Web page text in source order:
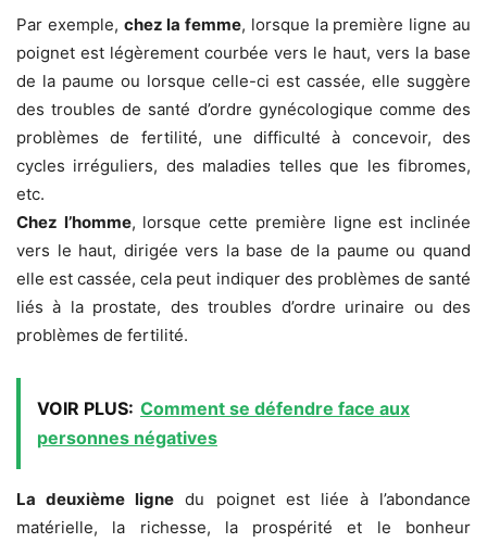
Par exemple, chez la femme, lorsque la première ligne au
poignet est légèrement courbée vers le haut, vers la base
de la paume ou lorsque celle-ci est cassée, elle suggère
des troubles de santé d’ordre gynécologique comme des
problèmes de fertilité, une difficulté à concevoir, des
cycles irréguliers, des maladies telles que les fibromes,
etc.
Chez l’homme, lorsque cette première ligne est inclinée
vers le haut, dirigée vers la base de la paume ou quand
elle est cassée, cela peut indiquer des problèmes de santé
liés à la prostate, des troubles d’ordre urinaire ou des
problèmes de fertilité.
VOIR PLUS: Comment se défendre face aux
personnes négatives
La deuxième ligne du poignet est liée à l’abondance
matérielle, la richesse, la prospérité et le bonheur